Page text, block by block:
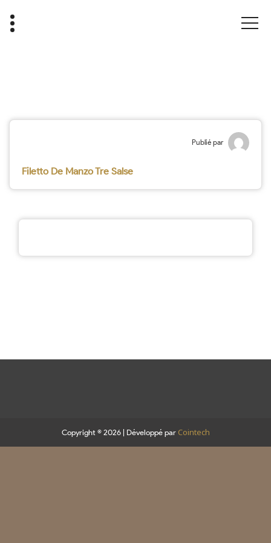
Publié par
Filetto De Manzo Tre Salse
Copyright © 2026 | Développé par Cointech